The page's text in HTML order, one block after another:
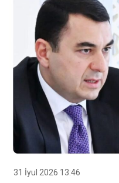
31 İyul 2026 13:46